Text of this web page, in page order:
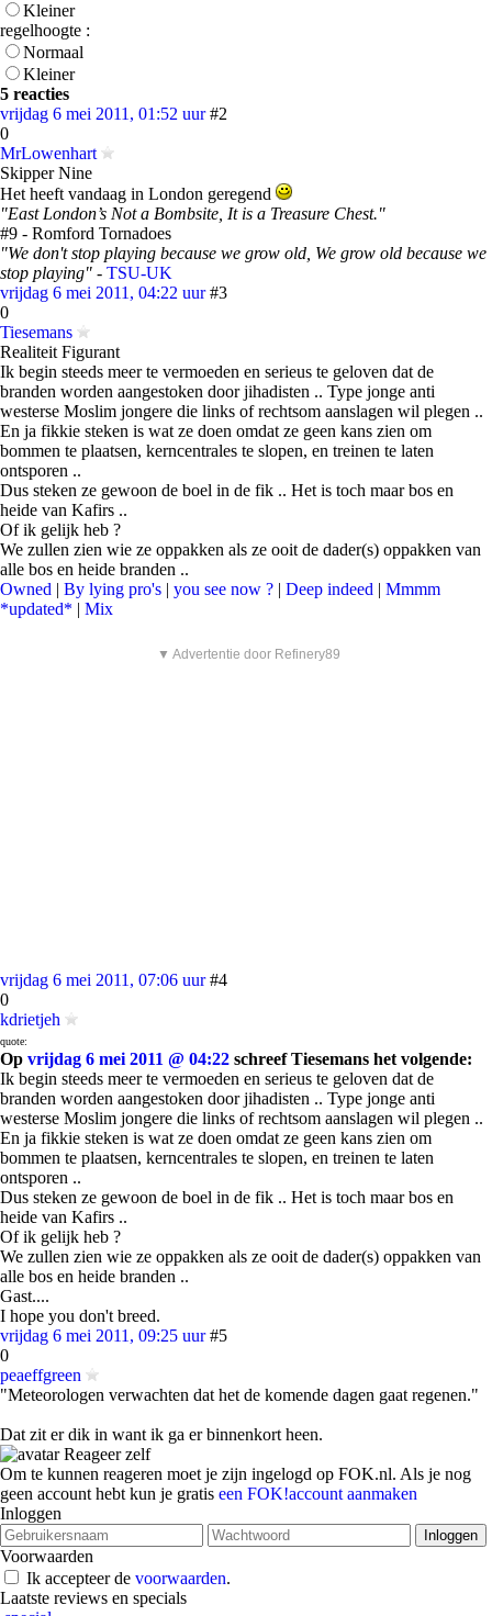
Kleiner
regelhoogte :
Normaal
Kleiner
5 reacties
vrijdag 6 mei 2011, 01:52 uur #2
0
MrLowenhart
Skipper Nine
Het heeft vandaag in London geregend
"East London’s Not a Bombsite, It is a Treasure Chest."
#9 - Romford Tornadoes
"We don't stop playing because we grow old, We grow old because we
stop playing" - TSU-UK
vrijdag 6 mei 2011, 04:22 uur #3
0
Tiesemans
Realiteit Figurant
Ik begin steeds meer te vermoeden en serieus te geloven dat de
branden worden aangestoken door jihadisten .. Type jonge anti
westerse Moslim jongere die links of rechtsom aanslagen wil plegen ..
En ja fikkie steken is wat ze doen omdat ze geen kans zien om
bommen te plaatsen, kerncentrales te slopen, en treinen te laten
ontsporen ..
Dus steken ze gewoon de boel in de fik .. Het is toch maar bos en
heide van Kafirs ..
Of ik gelijk heb ?
We zullen zien wie ze oppakken als ze ooit de dader(s) oppakken van
alle bos en heide branden ..
Owned | By lying pro's | you see now ? | Deep indeed | Mmmm
*updated* | Mix
▼ Advertentie door Refinery89
vrijdag 6 mei 2011, 07:06 uur #4
0
kdrietjeh
quote:
Op vrijdag 6 mei 2011 @ 04:22 schreef Tiesemans het volgende:
Ik begin steeds meer te vermoeden en serieus te geloven dat de
branden worden aangestoken door jihadisten .. Type jonge anti
westerse Moslim jongere die links of rechtsom aanslagen wil plegen ..
En ja fikkie steken is wat ze doen omdat ze geen kans zien om
bommen te plaatsen, kerncentrales te slopen, en treinen te laten
ontsporen ..
Dus steken ze gewoon de boel in de fik .. Het is toch maar bos en
heide van Kafirs ..
Of ik gelijk heb ?
We zullen zien wie ze oppakken als ze ooit de dader(s) oppakken van
alle bos en heide branden ..
Gast....
I hope you don't breed.
vrijdag 6 mei 2011, 09:25 uur #5
0
peaeffgreen
"Meteorologen verwachten dat het de komende dagen gaat regenen."
Dat zit er dik in want ik ga er binnenkort heen.
Reageer zelf
Om te kunnen reageren moet je zijn ingelogd op FOK.nl. Als je nog
geen account hebt kun je gratis een FOK!account aanmaken
Inloggen
Voorwaarden
Ik accepteer de voorwaarden.
Laatste reviews en specials